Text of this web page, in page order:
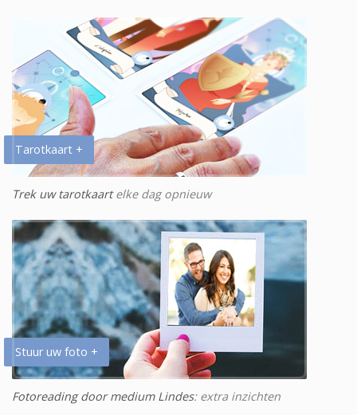
Tarotkaart +
Trek uw tarotkaartelke dag opnieuw
Stuur uw foto +
Fotoreading door medium Lindes: extra inzichten